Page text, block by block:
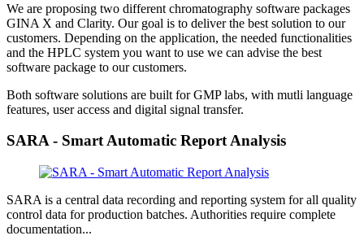
We are proposing two different chromatography software packages
GINA X and Clarity. Our goal is to deliver the best solution to our
customers. Depending on the application, the needed functionalities
and the HPLC system you want to use we can advise the best
software package to our customers.
Both software solutions are built for GMP labs, with mutli language
features, user access and digital signal transfer.
SARA - Smart Automatic Report Analysis
SARA is a central data recording and reporting system for all quality
control data for production batches. Authorities require complete
documentation...